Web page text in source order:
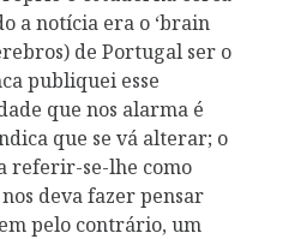
a notícia era o ‘brain
de Portugal ser o
publiquei esse
que nos alarma é
que se vá alterar; o
referir-se-lhe como
deva fazer pensar
pelo contrário, um